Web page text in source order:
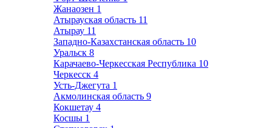
Жанаозен 1
Атырауская область 11
Атырау 11
Западно-Казахстанская область 10
Уральск 8
Карачаево-Черкесская Республика 10
Черкесск 4
Усть-Джегута 1
Акмолинская область 9
Кокшетау 4
Косшы 1